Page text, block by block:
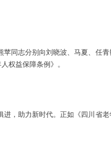
同志分别向刘晓波、马夏、任
权益保障条例》。
，助力新时代。正如《四川省